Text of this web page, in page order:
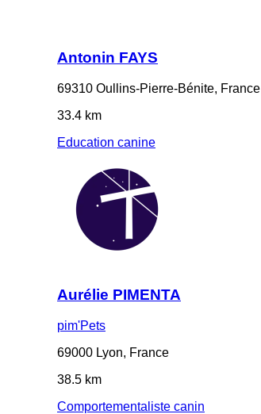
Antonin FAYS
69310 Oullins-Pierre-Bénite, France
33.4 km
Education canine
Aurélie PIMENTA
pim'Pets
69000 Lyon, France
38.5 km
Comportementaliste canin